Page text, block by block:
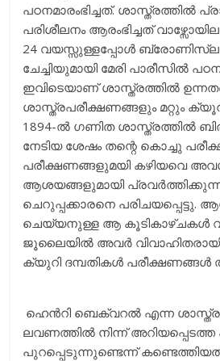
പഠനമാരംഭിച്ചത്. ശാസ്ത്രത്തിൽ
പരിശീലനം ആരംഭിച്ചത്
24 വയസ്സുള്ളപ്പോൾ
ചേച്ചിയുമായി മേരി പാരീസിൽ
ഇവിടെയാണ് ശാസ്ത്രത്തിൽ
ശാസ്ത്രപരീക്ഷണങ്ങളും മറ്റും
1894-ൽ ഗണിത ശാസ്ത്രത്തിൽ
നേടിയ ശേഷം തന്റെ കൊച്ചു
പരീക്ഷണങ്ങളുമയി കഴിയവെ
ആശയങ്ങളുമായി
ചെറുപ്പക്കാരനെ പരിചയപ്പെട്ടു.
ചെയ്യനുള്ള ആ കൂടികാഴ്ചകൾ
ജൂലൈയിൽ അവർ
ക്യുറി ദമ്പതികൾ പരീക്ഷണങ്ങൾ
ഹെൻ‌റി ബെക്വറൽ എന്ന
ലവണത്തിൽ നിന്ന് അറിയപ്പെടത്ത
പുറപ്പെടുന്നുണ്ടെന്ന്